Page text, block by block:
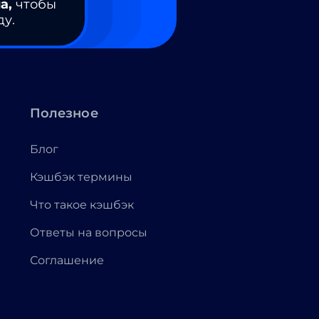
чтобы
Полезное
Блог
Кэшбэк термины
Что такое кэшбэк
Ответы на вопросы
Соглашение